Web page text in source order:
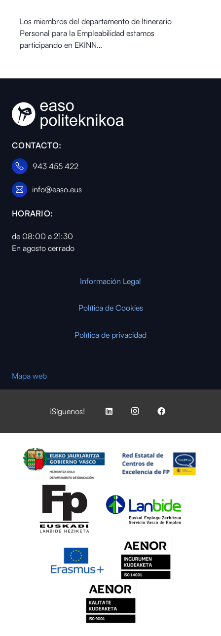
Los miembros del departamento de Itinerario
Personal para la Empleabilidad estamos
participando en EKINN…
CONTACTO:
943 455 422
info@easo.eus
HORARIO:
de 08:00 a 21:30
En agosto cerrado
Información Legal
Política de Cookies
Política de privacidad
Mapa web
¡Síguenos!